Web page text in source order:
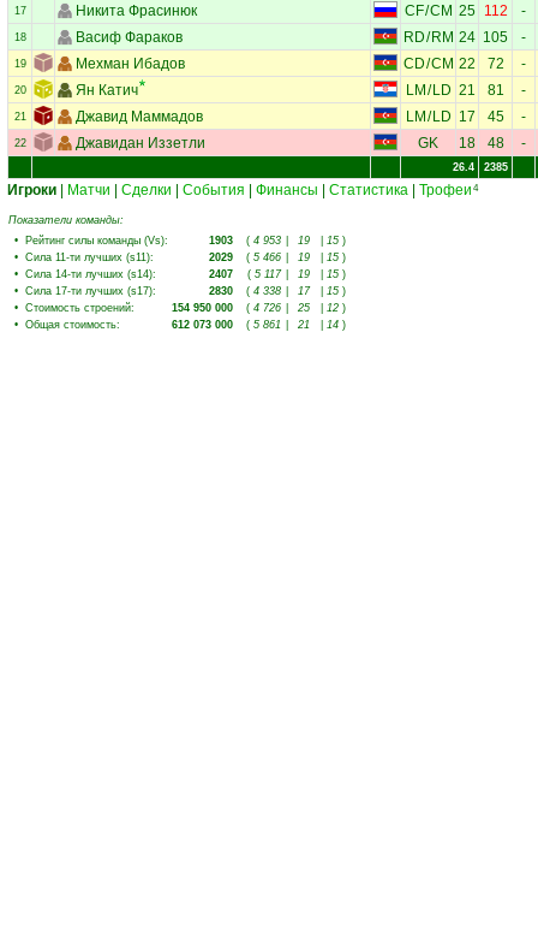
17 Никита Фрасинюк CF/CM 25 112 -
18 Васиф Фараков RD/RM 24 105 -
19 Мехман Ибадов CD/CM 22 72 -
20 Ян Катич LM /LD 21 81 -
21 Джавид Маммадов LM /LD 17 45 -
22 Джавидан Иззетли GK 18 48 -
26.4 2385
Игроки Матчи Сделки События Финансы Статистика Трофеи 4
Показатели команды:
• Рейтинг силы команды (Vs): 1903 ( 4 953 19 15 )
• Сила 11-ти лучших (s11): 2029 ( 5 466 19 15 )
• Сила 14-ти лучших (s14): 2407 ( 5 117 19 15 )
• Сила 17-ти лучших (s17): 2830 ( 4 338 17 15 )
• Стоимость строений: 154 950 000 ( 4 726 25 12 )
• Общая стоимость: 612 073 000 ( 5 861 21 14 )